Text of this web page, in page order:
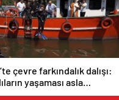
çevre farkındalık dalışı:
yaşaması asla
değil”